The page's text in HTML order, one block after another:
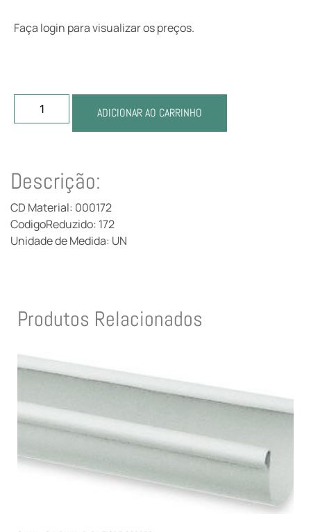
Faça login para visualizar os preços.
ADICIONAR AO CARRINHO
Descrição:
CD Material: 000172
CodigoReduzido: 172
Unidade de Medida: UN
Produtos Relacionados